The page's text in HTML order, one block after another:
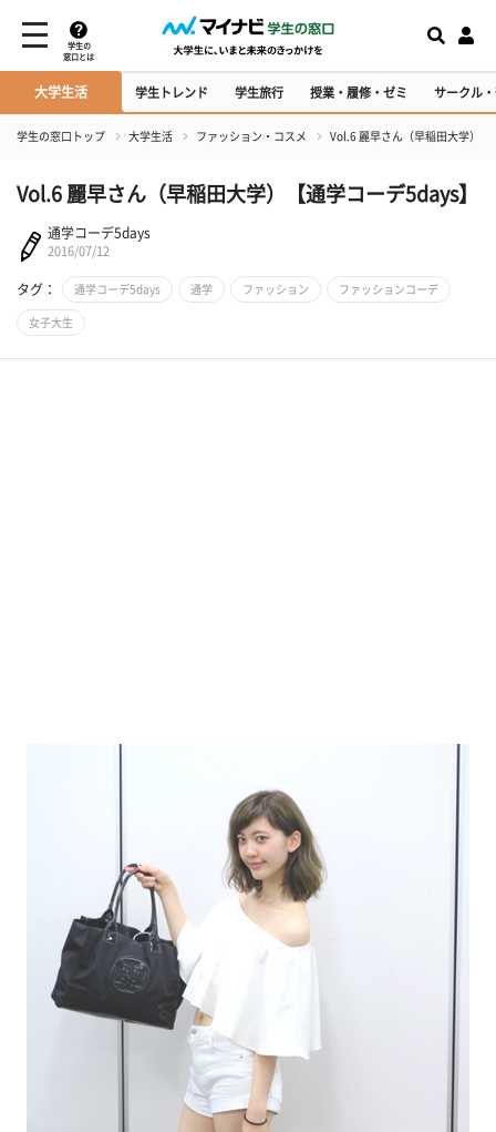
学生の
窓口とは
大学生活 学生トレンド 学生旅行 授業・履修・ゼミ サークル
学生の窓口トップ 大学生活 ファッション・コスメ Vol.6 麗早さん（早稲田大学）【
Vol.6 麗早さん（早稲田大学）【通学コーデ5days】
通学コーデ5days
2016/07/12
タグ： 通学コーデ5days 通学 ファッション ファッションコーデ
女子大生